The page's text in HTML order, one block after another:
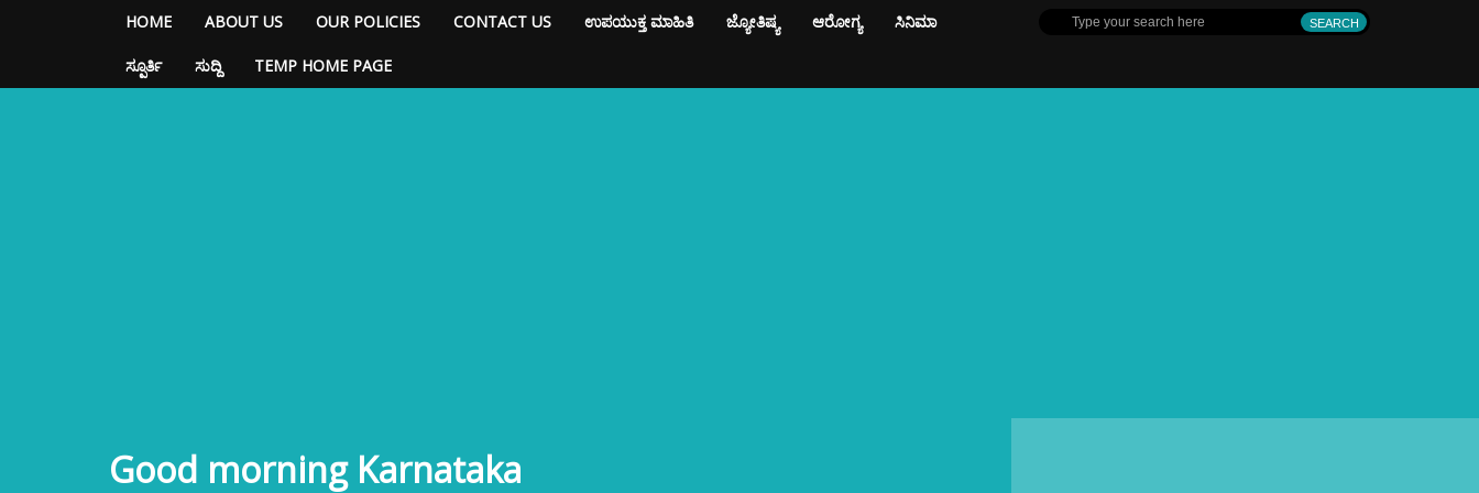
HOME ABOUT US OUR POLICIES CONTACT US ಉಪಯುಕ್ತ ಮಾಹಿತಿ ಜ್ಯೋತಿಷ್ಯ ಆರೋಗ್ಯ ಸಿನಿಮಾ
ಸ್ಪೂರ್ತಿ ಸುದ್ದಿ TEMP HOME PAGE
Good morning Karnataka